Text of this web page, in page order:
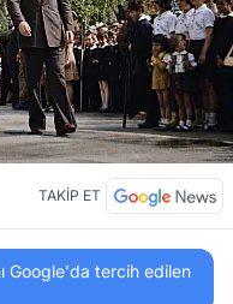
TAKİP ET
Google'da tercih edilen